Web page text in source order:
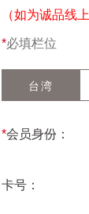
（如为诚品线
*必填栏位
台湾
*会员身份：
卡号：